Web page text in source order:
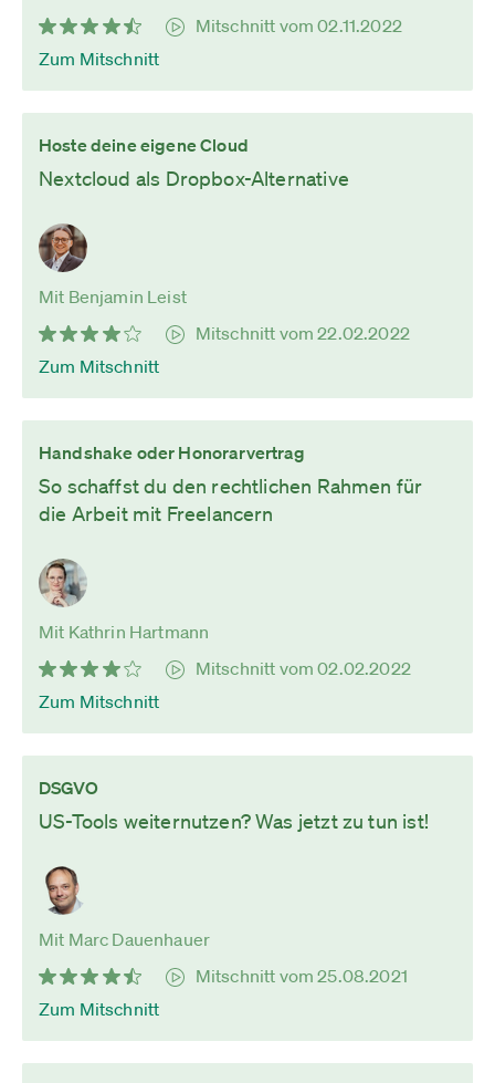
Mitschnitt vom 02.11.2022
Zum Mitschnitt
Hoste deine eigene Cloud
Nextcloud als Dropbox-Alternative
Mit Benjamin Leist
Mitschnitt vom 22.02.2022
Zum Mitschnitt
Handshake oder Honorarvertrag
So schaffst du den rechtlichen Rahmen für
die Arbeit mit Freelancern
Mit Kathrin Hartmann
Mitschnitt vom 02.02.2022
Zum Mitschnitt
DSGVO
US-Tools weiternutzen? Was jetzt zu tun ist!
Mit Marc Dauenhauer
Mitschnitt vom 25.08.2021
Zum Mitschnitt